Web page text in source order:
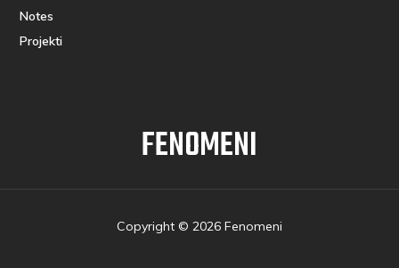
Notes
Projekti
FENOMENI
Copyright © 2026 Fenomeni